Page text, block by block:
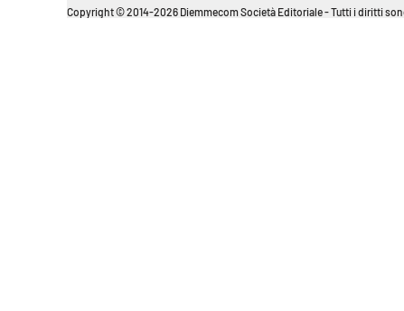
Copyright © 2014-2026 Diemmecom Società Editoriale - Tutti i diritti